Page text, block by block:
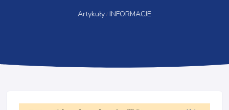
Artykuły INFORMACJE